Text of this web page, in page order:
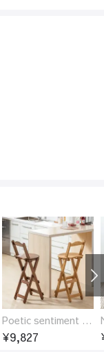
Poetic sentiment 竹製 折りたたみ カウンターチェア 椅子 ハイ スツール
¥9,827